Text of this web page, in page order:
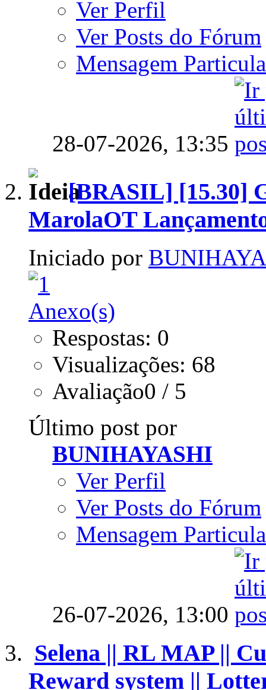
Ver Perfil
Ver Posts do Fórum
Mensagem
28-07-2026, 13:35
[BRASIL] [15.30]
MarolaOT
Iniciado por
Respostas: 0
Visualizações: 68
Avaliação0 / 5
Último post por
BUNIHAYASHI
Ver Perfil
Ver Posts do Fórum
Mensagem
26-07-2026, 13:00
Selena || RL MAP ||
Reward system ||